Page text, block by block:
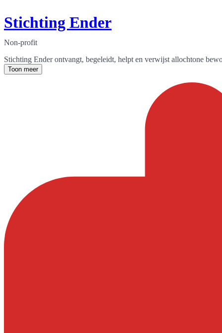
Stichting Ender
Non-profit
Stichting Ender ontvangt, begeleidt, helpt en verwijst allochtone
Toon meer